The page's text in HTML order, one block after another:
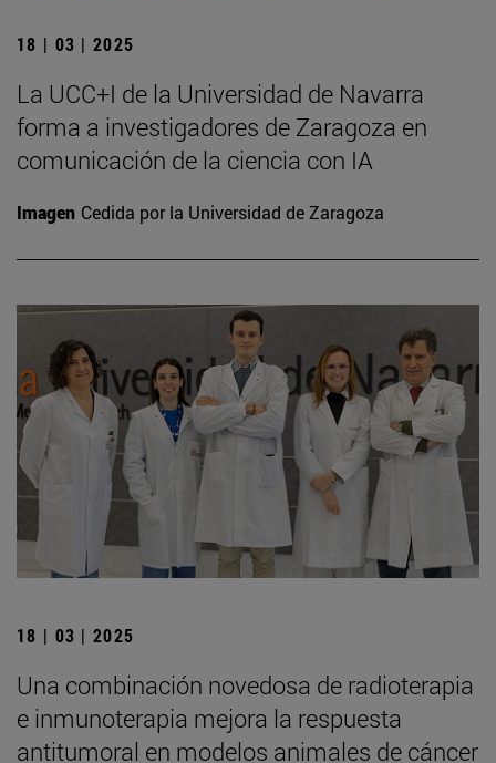
18 | 03 | 2025
La UCC+I de la Universidad de Navarra
forma a investigadores de Zaragoza en
comunicación de la ciencia con IA
Imagen Cedida por la Universidad de Zaragoza
18 | 03 | 2025
Una combinación novedosa de radioterapia
e inmunoterapia mejora la respuesta
antitumoral en modelos animales de cáncer